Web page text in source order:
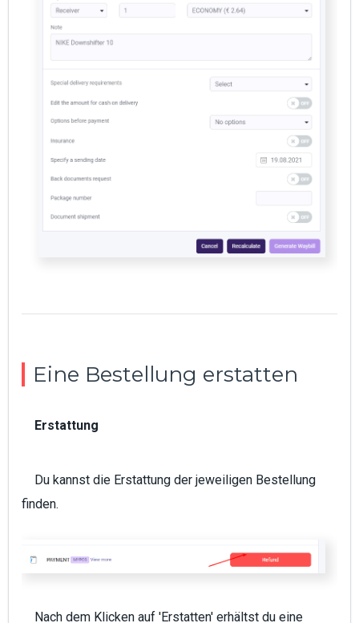
Eine Bestellung erstatten
Erstattung
Du kannst die Erstattung der jeweiligen Bestellung
finden.
Nach dem Klicken auf 'Erstatten' erhältst du eine